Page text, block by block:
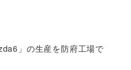
」の生産を防府工場で